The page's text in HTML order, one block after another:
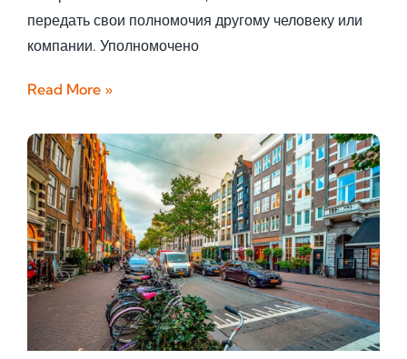
передать свои полномочия другому человеку или
компании. Уполномочено
Read More »